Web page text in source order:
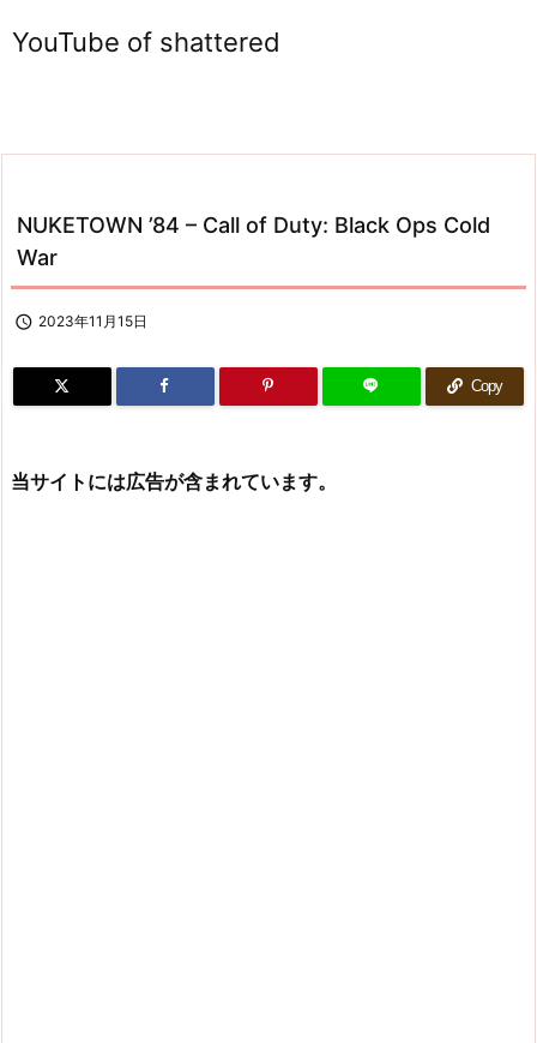
YouTube of shattered
NUKETOWN ’84 – Call of Duty: Black Ops Cold
War
 2023年11月15日
Copy
当サイトには広告が含まれています。